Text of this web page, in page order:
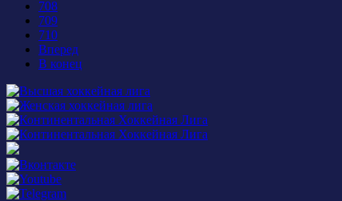
708
709
710
Вперед
В конец